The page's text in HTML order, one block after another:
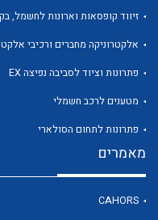
לכל מוצרי היצרן
זיווד קופסאות וארונות לחשמל,
אלקטרוניקה מחברים ורכיבי
פתרונות וציוד לסביבה נפיצה EX
מטענים לרכב חשמלי
פתרונות לתחום הסולארי
מאמרים
CAHORS